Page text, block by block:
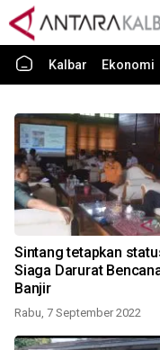
Kalbar Ekonomi
Sintang tetapkan
Siaga Darurat
Banjir
Rabu, 7 September 2022